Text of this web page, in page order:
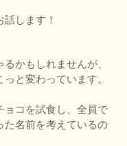
します！
かもしれませんが、
と変わっています。
ョコを試食し、全員で
た名前を考えているの